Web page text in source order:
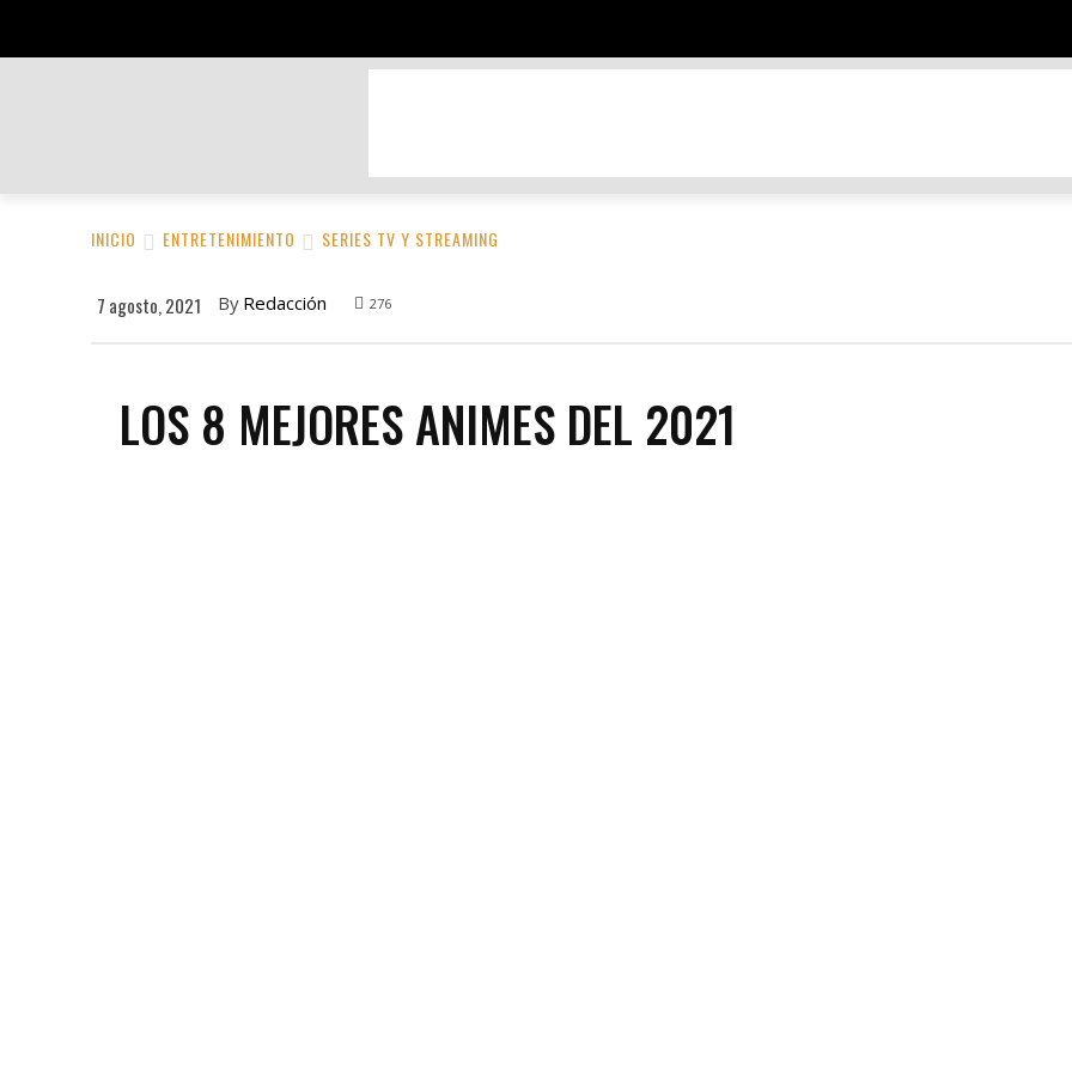
INICIO ENTRETENIMIENTO SERIES TV Y STREAMING
7 agosto, 2021 By Redacción 276
LOS 8 MEJORES ANIMES DEL 2021